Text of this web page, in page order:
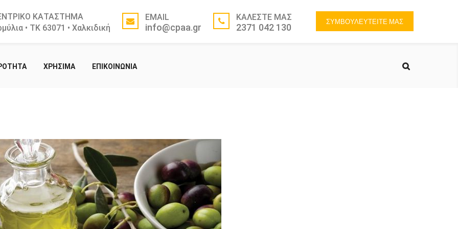
ΣΥΜΒΟΥΛΕΥΤΕΙΤΕ ΜΑΣ
ΚΑΤΑΣΤΗΜΑ
• ΤΚ 63071 • Χαλκιδική
EMAIL
info@cpaa.gr
ΚΑΛΕΣΤΕ ΜΑΣ
2371 042 130
ΧΡΗΣΙΜΑ ΕΠΙΚΟΙΝΩΝΙΑ